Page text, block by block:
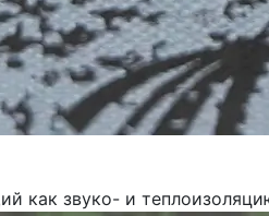
как звуко- и